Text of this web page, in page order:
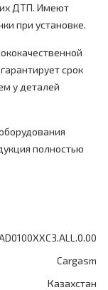
ДТП. Имеют
при установке.
срок
у деталей
полностью
Cargasm
Казахстан